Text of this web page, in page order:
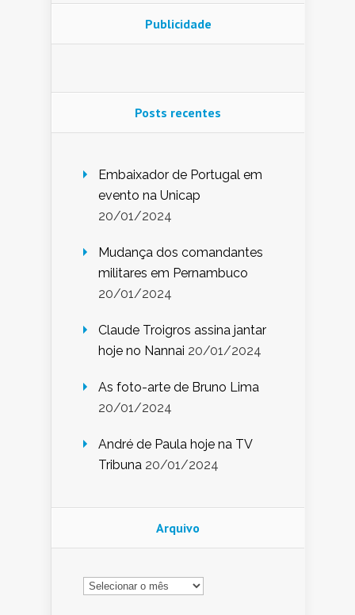
Publicidade
Posts recentes
Embaixador de Portugal em
evento na Unicap
20/01/2024
Mudança dos comandantes
militares em Pernambuco
20/01/2024
Claude Troigros assina jantar
hoje no Nannai 20/01/2024
As foto-arte de Bruno Lima
20/01/2024
André de Paula hoje na TV
Tribuna 20/01/2024
Arquivo
Arquivo